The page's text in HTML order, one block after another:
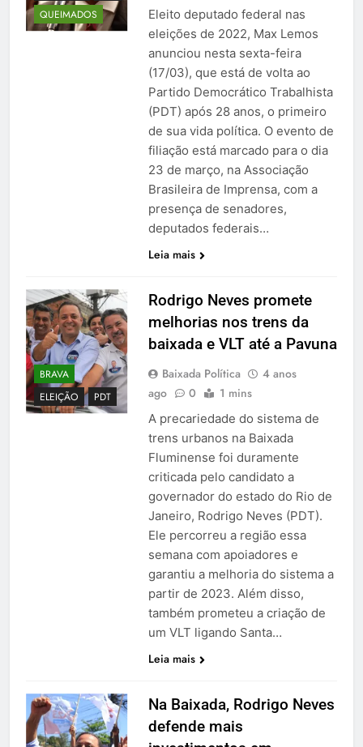
QUEIMADOS
Eleito deputado federal nas
eleições de 2022, Max Lemos
anunciou nesta sexta-feira
(17/03), que está de volta ao
Partido Democrático Trabalhista
(PDT) após 28 anos, o primeiro
de sua vida política. O evento de
filiação está marcado para o dia
23 de março, na Associação
Brasileira de Imprensa, com a
presença de senadores,
deputados federais…
Leia mais
BRAVA
ELEIÇÃO
PDT
Rodrigo Neves promete
melhorias nos trens da
baixada e VLT até a Pavuna
Baixada Política
4 anos
ago
0 1 mins
A precariedade do sistema de
trens urbanos na Baixada
Fluminense foi duramente
criticada pelo candidato a
governador do estado do Rio de
Janeiro, Rodrigo Neves (PDT).
Ele percorreu a região essa
semana com apoiadores e
garantiu a melhoria do sistema a
partir de 2023. Além disso,
também prometeu a criação de
um VLT ligando Santa…
Leia mais
Na Baixada, Rodrigo Neves
defende mais